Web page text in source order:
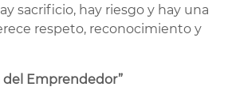
sacrificio, hay riesgo y hay una
respeto, reconocimiento y
del Emprendedor”